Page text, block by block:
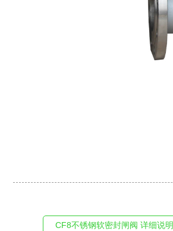
CF8不锈钢软密封闸阀 详细说明